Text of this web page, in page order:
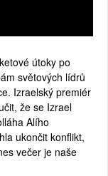
útoky po
světových lídrů
Izraelský premiér
že se Izrael
Alího
ukončit konflikt,
večer je naše